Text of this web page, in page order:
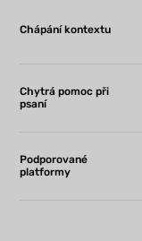
Chápání kontextu
Chytrá pomoc při
psaní
Podporované
platformy